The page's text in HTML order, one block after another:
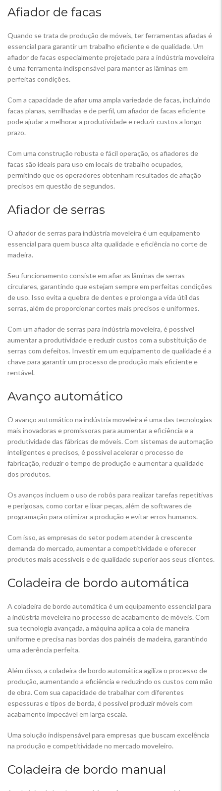
Afiador de facas
Quando se trata de produção de móveis, ter ferramentas afiadas é
essencial para garantir um trabalho eficiente e de qualidade. Um
afiador de facas especialmente projetado para a indústria moveleira
é uma ferramenta indispensável para manter as lâminas em
perfeitas condições.
Com a capacidade de afiar uma ampla variedade de facas, incluindo
facas planas, serrilhadas e de perfil, um afiador de facas eficiente
pode ajudar a melhorar a produtividade e reduzir custos a longo
prazo.
Com uma construção robusta e fácil operação, os afiadores de
facas são ideais para uso em locais de trabalho ocupados,
permitindo que os operadores obtenham resultados de afiação
precisos em questão de segundos.
Afiador de serras
O afiador de serras para indústria moveleira é um equipamento
essencial para quem busca alta qualidade e eficiência no corte de
madeira.
Seu funcionamento consiste em afiar as lâminas de serras
circulares, garantindo que estejam sempre em perfeitas condições
de uso. Isso evita a quebra de dentes e prolonga a vida útil das
serras, além de proporcionar cortes mais precisos e uniformes.
Com um afiador de serras para indústria moveleira, é possível
aumentar a produtividade e reduzir custos com a substituição de
serras com defeitos. Investir em um equipamento de qualidade é a
chave para garantir um processo de produção mais eficiente e
rentável.
Avanço automático
O avanço automático na indústria moveleira é uma das tecnologias
mais inovadoras e promissoras para aumentar a eficiência e a
produtividade das fábricas de móveis. Com sistemas de automação
inteligentes e precisos, é possível acelerar o processo de
fabricação, reduzir o tempo de produção e aumentar a qualidade
dos produtos.
Os avanços incluem o uso de robôs para realizar tarefas repetitivas
e perigosas, como cortar e lixar peças, além de softwares de
programação para otimizar a produção e evitar erros humanos.
Com isso, as empresas do setor podem atender à crescente
demanda do mercado, aumentar a competitividade e oferecer
produtos mais acessíveis e de qualidade superior aos seus clientes.
Coladeira de bordo automática
A coladeira de bordo automática é um equipamento essencial para
a indústria moveleira no processo de acabamento de móveis. Com
sua tecnologia avançada, a máquina aplica a cola de maneira
uniforme e precisa nas bordas dos painéis de madeira, garantindo
uma aderência perfeita.
Além disso, a coladeira de bordo automática agiliza o processo de
produção, aumentando a eficiência e reduzindo os custos com mão
de obra. Com sua capacidade de trabalhar com diferentes
espessuras e tipos de borda, é possível produzir móveis com
acabamento impecável em larga escala.
Uma solução indispensável para empresas que buscam excelência
na produção e competitividade no mercado moveleiro.
Coladeira de bordo manual